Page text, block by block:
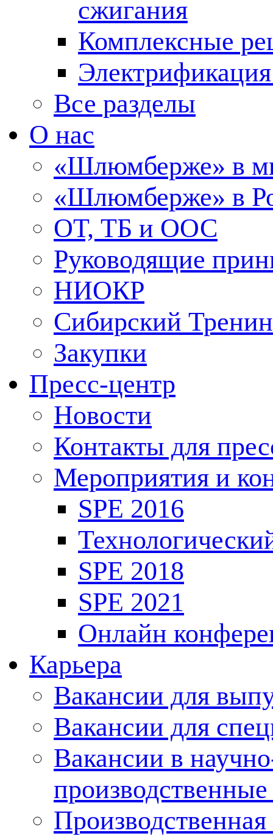
сжигания
Комплексные
Все разделы
О нас
«Шлюмберже» в
«Шлюмберже» в
ОТ, ТБ и ООС
Руководящие
НИОКР
Сибирский
Закупки
Пресс-центр
Новости
Контакты для
Мероприятия и
SPE 2016
SPE 2018
SPE 2021
Онлайн
Карьера
Вакансии для
Вакансии для
Вакансии в
Производственная